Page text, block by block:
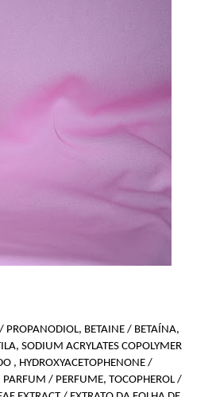
PROPANODIOL, BETAINE / BETAÍNA,
SODIUM ACRYLATES COPOLYMER
, HYDROXYACETOPHENONE /
/ PERFUME, TOCOPHEROL /